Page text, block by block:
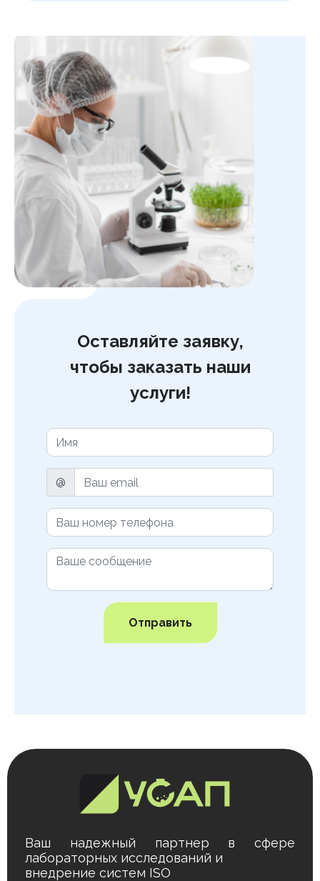
Оставляйте заявку,
чтобы заказать наши
услуги!
@
Отправить
Ваш надежный партнер в сфере
лабораторных исследований и
внедрение систем ISO